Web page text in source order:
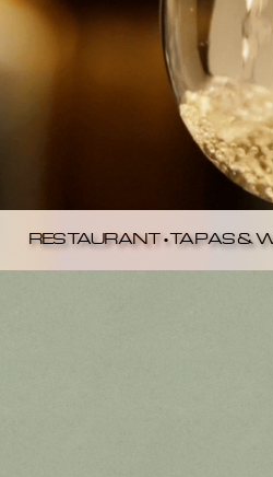
RESTAURANT•TAPAS & WEINBAR •